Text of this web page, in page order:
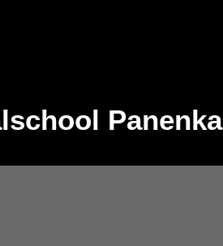
Panenka